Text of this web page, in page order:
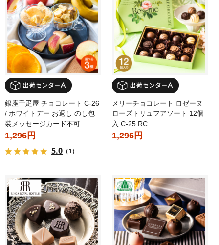
銀座千疋屋 チョコレート C-26
/ ホワイトデー お返し のし包
装メッセージカード不可
1,296円
5.0 （1）
メリーチョコレート ロゼーヌ
ローズトリュフアソート 12個
入 C-25 RC
1,296円